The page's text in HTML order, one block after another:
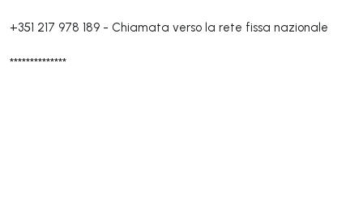
+351 217 978 189 - Chiamata verso la rete fissa nazionale
**************